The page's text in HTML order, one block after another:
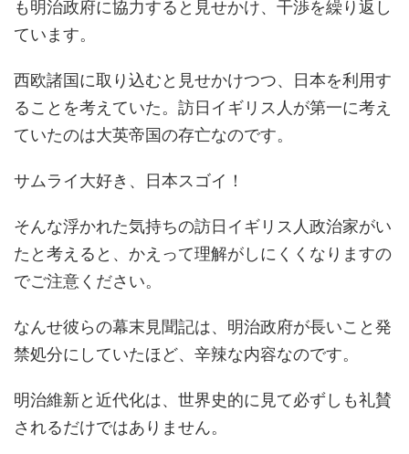
も明治政府に協力すると見せかけ、干渉を繰り返し
ています。
西欧諸国に取り込むと見せかけつつ、日本を利用す
ることを考えていた。訪日イギリス人が第一に考え
ていたのは大英帝国の存亡なのです。
サムライ大好き、日本スゴイ！
そんな浮かれた気持ちの訪日イギリス人政治家がい
たと考えると、かえって理解がしにくくなりますの
でご注意ください。
なんせ彼らの幕末見聞記は、明治政府が長いこと発
禁処分にしていたほど、辛辣な内容なのです。
明治維新と近代化は、世界史的に見て必ずしも礼賛
されるだけではありません。